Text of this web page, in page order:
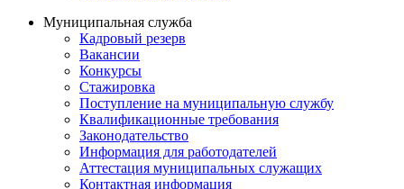
Муниципальная служба
Кадровый резерв
Вакансии
Конкурсы
Стажировка
Поступление на муниципальную службу
Квалификационные требования
Законодательство
Информация для работодателей
Аттестация муниципальных служащих
Контактная информация